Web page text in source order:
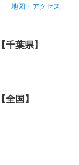
地図・アクセス
葉県】
国】